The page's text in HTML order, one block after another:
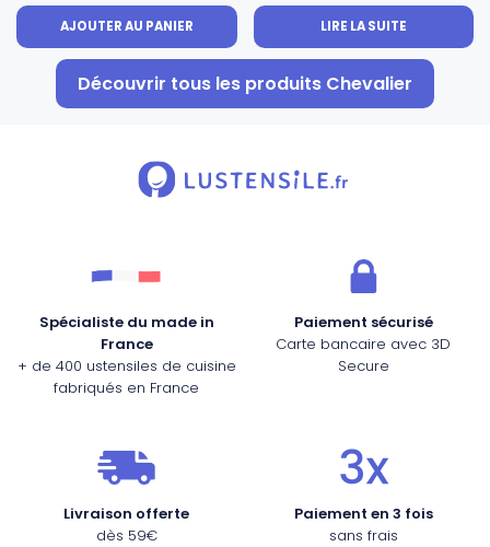
AJOUTER AU PANIER LIRE LA SUITE
Découvrir tous les produits Chevalier
Spécialiste du made in
France
+ de 400 ustensiles de cuisine
fabriqués en France
Paiement sécurisé
Carte bancaire avec 3D
Secure
Livraison offerte
dès 59€
Paiement en 3 fois
sans frais